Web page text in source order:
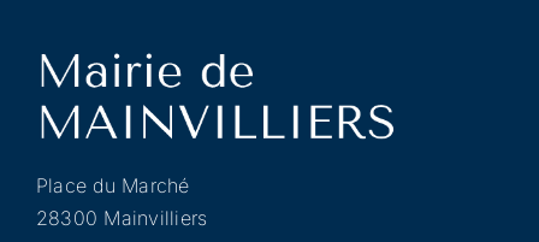
Place du Marché
28300 Mainvilliers